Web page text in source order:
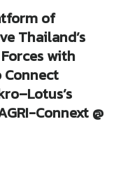
of
Thailand’s
with
Connext @